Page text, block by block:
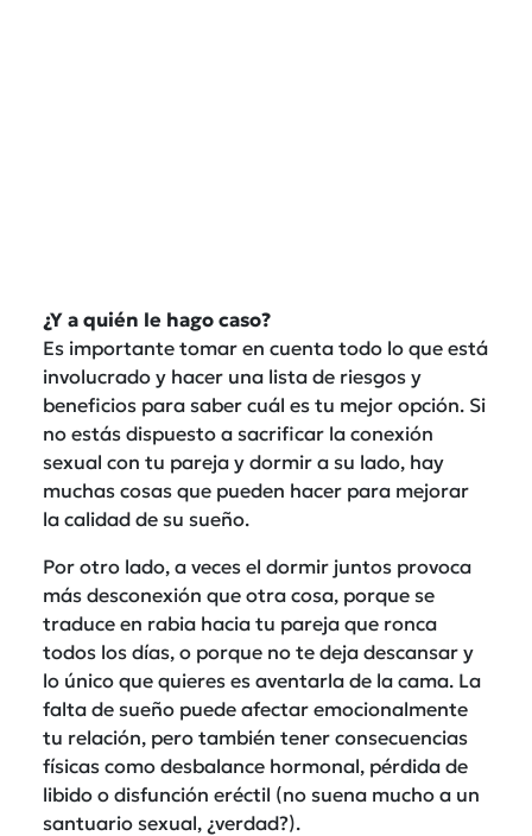
¿Y a quién le hago caso?
Es importante tomar en cuenta todo lo que está
involucrado y hacer una lista de riesgos y
beneficios para saber cuál es tu mejor opción. Si
no estás dispuesto a sacrificar la conexión
sexual con tu pareja y dormir a su lado, hay
muchas cosas que pueden hacer para mejorar
la calidad de su sueño.
Por otro lado, a veces el dormir juntos provoca
más desconexión que otra cosa, porque se
traduce en rabia hacia tu pareja que ronca
todos los días, o porque no te deja descansar y
lo único que quieres es aventarla de la cama. La
falta de sueño puede afectar emocionalmente
tu relación, pero también tener consecuencias
físicas como desbalance hormonal, pérdida de
libido o disfunción eréctil (no suena mucho a un
santuario sexual, ¿verdad?).